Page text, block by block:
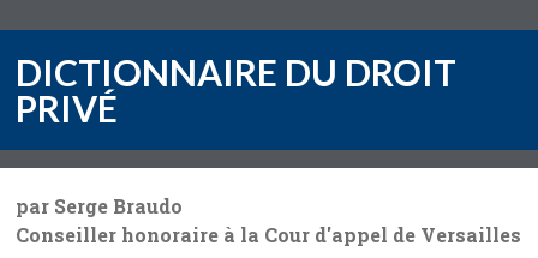
DICTIONNAIRE DU DROIT
PRIVÉ
par Serge Braudo
Conseiller honoraire à la Cour d'appel de Versailles